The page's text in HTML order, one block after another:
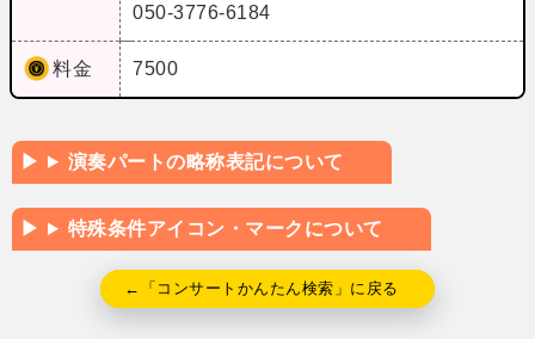
050-3776-6184
料金 7500
演奏パートの略称表記について
特殊条件アイコン・マークについて
←「コンサートかんたん検索」に戻る